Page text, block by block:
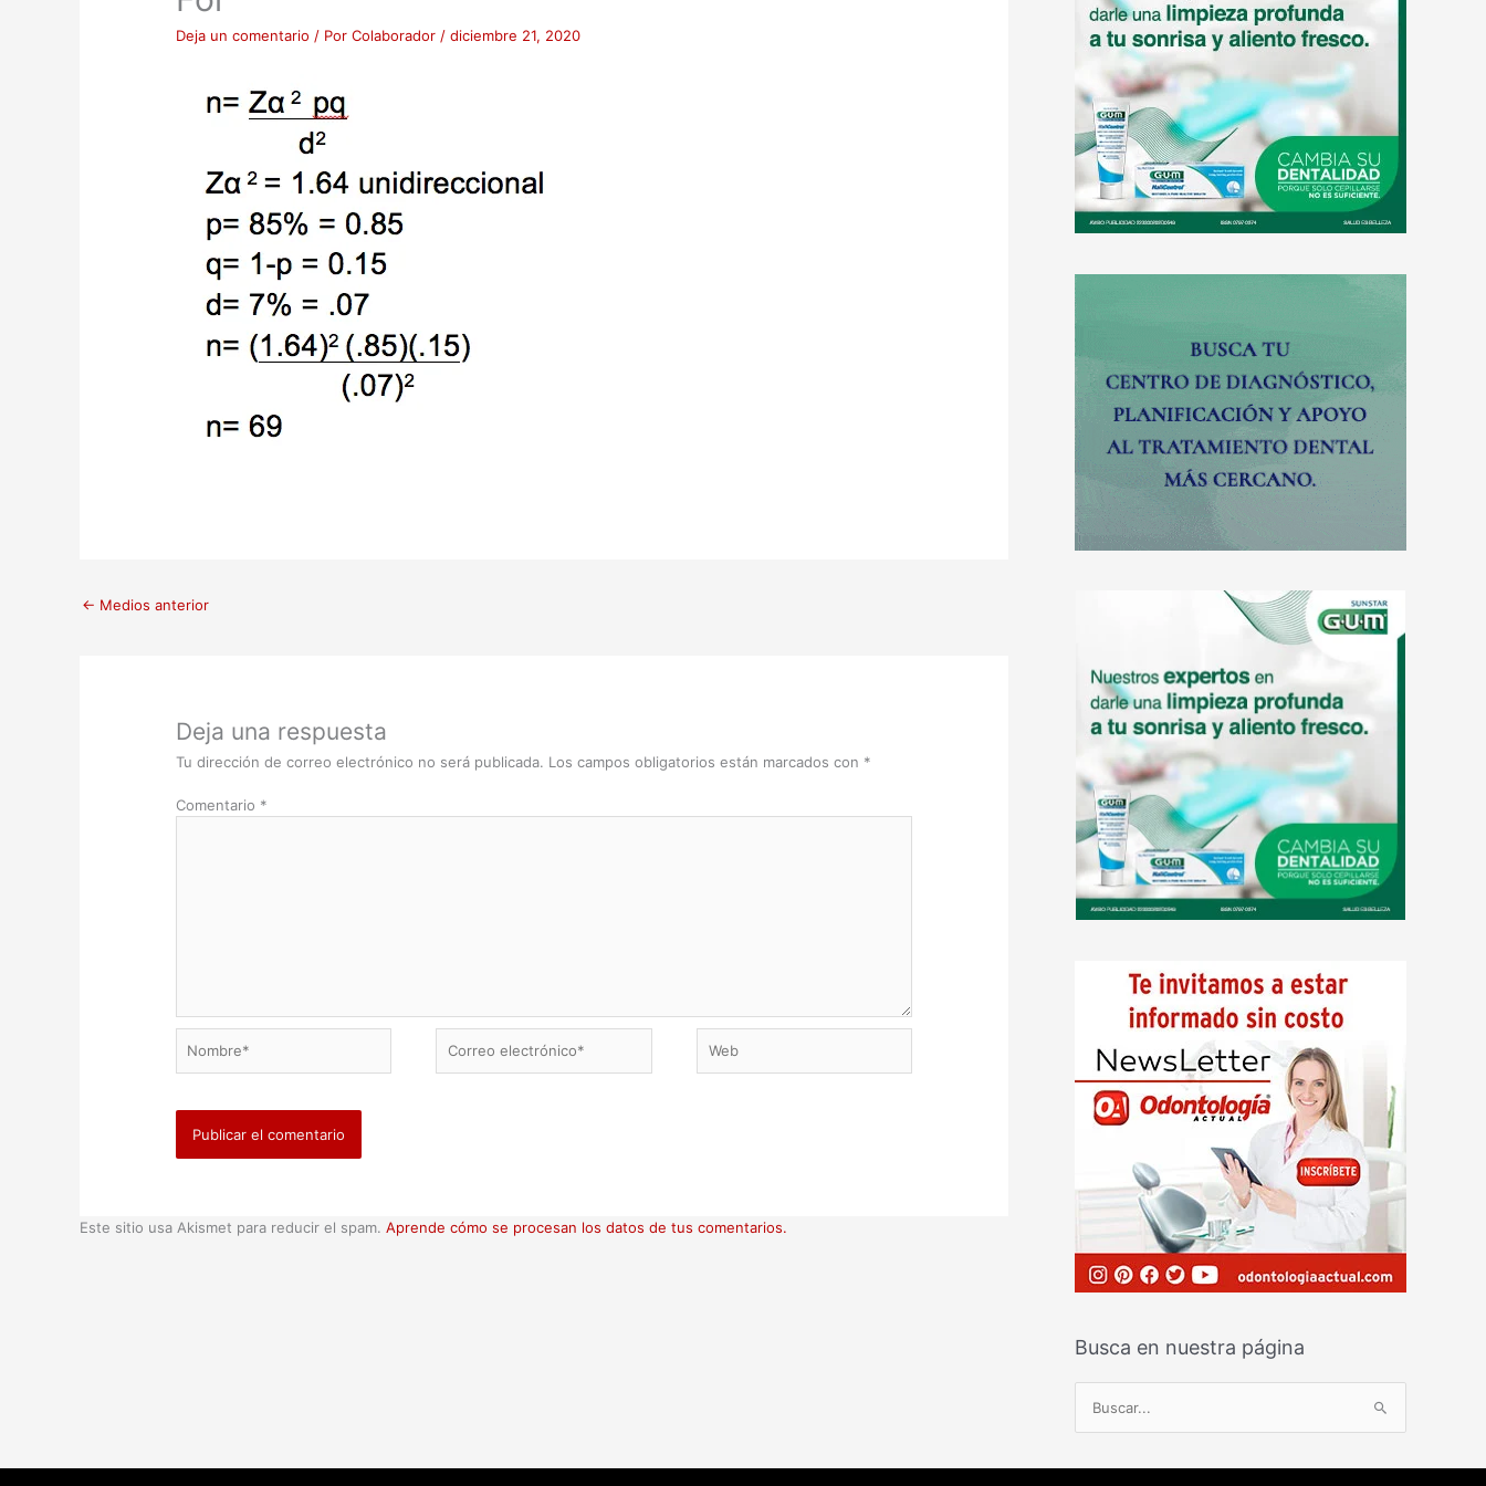
Deja un comentario / Por Colaborador / diciembre 21, 2020
← Medios anterior
Deja una respuesta
Tu dirección de correo electrónico no será publicada. Los campos obligatorios están marcados con *
Comentario *
electrónico*
Este sitio usa Akismet para reducir el spam. Aprende cómo se procesan los datos de tus comentarios.
Busca en nuestra página
s